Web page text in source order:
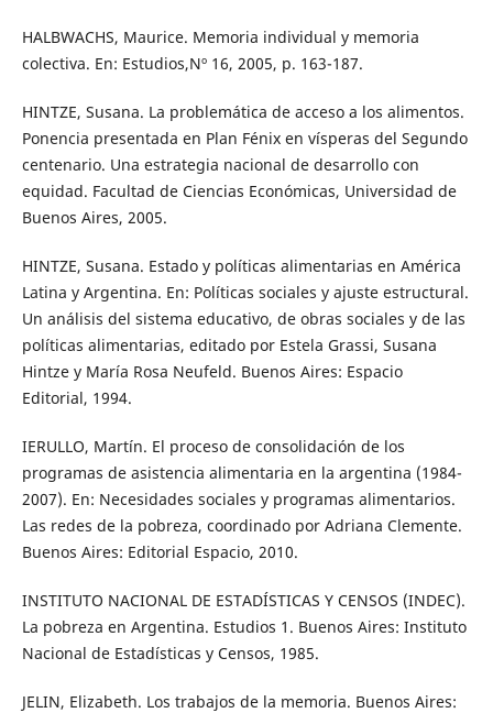
HALBWACHS, Maurice. Memoria individual y memoria
colectiva. En: Estudios,Nº 16, 2005, p. 163-187.
HINTZE, Susana. La problemática de acceso a los alimentos.
Ponencia presentada en Plan Fénix en vísperas del Segundo
centenario. Una estrategia nacional de desarrollo con
equidad. Facultad de Ciencias Económicas, Universidad de
Buenos Aires, 2005.
HINTZE, Susana. Estado y políticas alimentarias en América
Latina y Argentina. En: Políticas sociales y ajuste estructural.
Un análisis del sistema educativo, de obras sociales y de las
políticas alimentarias, editado por Estela Grassi, Susana
Hintze y María Rosa Neufeld. Buenos Aires: Espacio
Editorial, 1994.
IERULLO, Martín. El proceso de consolidación de los
programas de asistencia alimentaria en la argentina (1984-
2007). En: Necesidades sociales y programas alimentarios.
Las redes de la pobreza, coordinado por Adriana Clemente.
Buenos Aires: Editorial Espacio, 2010.
INSTITUTO NACIONAL DE ESTADÍSTICAS Y CENSOS (INDEC).
La pobreza en Argentina. Estudios 1. Buenos Aires: Instituto
Nacional de Estadísticas y Censos, 1985.
JELIN, Elizabeth. Los trabajos de la memoria. Buenos Aires: